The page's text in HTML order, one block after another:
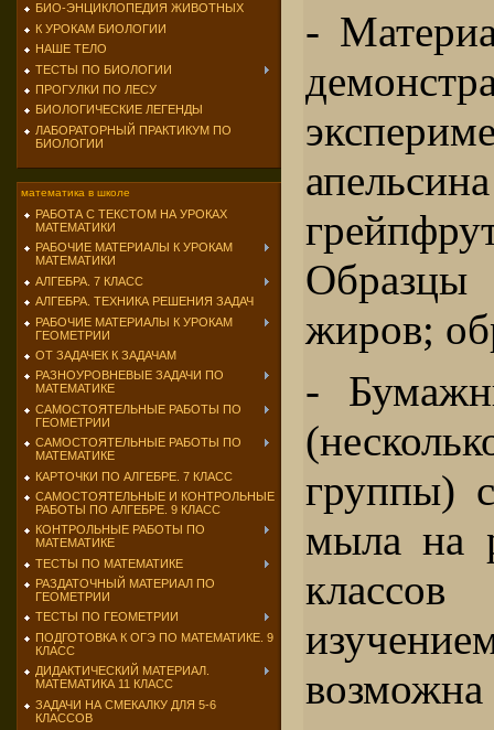
БИО-ЭНЦИКЛОПЕДИЯ ЖИВОТНЫХ
К УРОКАМ БИОЛОГИИ
НАШЕ ТЕЛО
ТЕСТЫ ПО БИОЛОГИИ
ПРОГУЛКИ ПО ЛЕСУ
БИОЛОГИЧЕСКИЕ ЛЕГЕНДЫ
ЛАБОРАТОРНЫЙ ПРАКТИКУМ ПО
БИОЛОГИИ
математика в школе
РАБОТА С ТЕКСТОМ НА УРОКАХ
МАТЕМАТИКИ
РАБОЧИЕ МАТЕРИАЛЫ К УРОКАМ
МАТЕМАТИКИ
АЛГЕБРА. 7 КЛАСС
АЛГЕБРА. ТЕХНИКА РЕШЕНИЯ ЗАДАЧ
РАБОЧИЕ МАТЕРИАЛЫ К УРОКАМ
ГЕОМЕТРИИ
ОТ ЗАДАЧЕК К ЗАДАЧАМ
РАЗНОУРОВНЕВЫЕ ЗАДАЧИ ПО
МАТЕМАТИКЕ
САМОСТОЯТЕЛЬНЫЕ РАБОТЫ ПО
ГЕОМЕТРИИ
САМОСТОЯТЕЛЬНЫЕ РАБОТЫ ПО
МАТЕМАТИКЕ
КАРТОЧКИ ПО АЛГЕБРЕ. 7 КЛАСС
САМОСТОЯТЕЛЬНЫЕ И КОНТРОЛЬНЫЕ
РАБОТЫ ПО АЛГЕБРЕ. 9 КЛАСС
КОНТРОЛЬНЫЕ РАБОТЫ ПО
МАТЕМАТИКЕ
ТЕСТЫ ПО МАТЕМАТИКЕ
РАЗДАТОЧНЫЙ МАТЕРИАЛ ПО
ГЕОМЕТРИИ
ТЕСТЫ ПО ГЕОМЕТРИИ
ПОДГОТОВКА К ОГЭ ПО МАТЕМАТИКЕ. 9
КЛАСС
ДИДАКТИЧЕСКИЙ МАТЕРИАЛ.
МАТЕМАТИКА 11 КЛАСС
ЗАДАЧИ НА СМЕКАЛКУ ДЛЯ 5-6
КЛАССОВ
-
Образцы
жиров;
-
группы)
мыла на